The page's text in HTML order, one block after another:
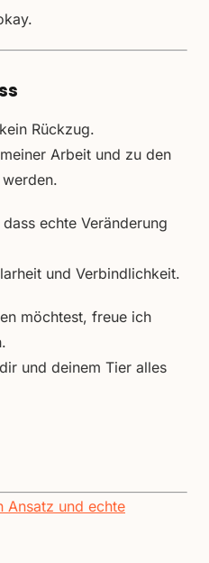
Rückzug.
Arbeit und zu den
echte Veränderung
und Verbindlichkeit.
möchtest, freue ich
und deinem Tier alles
Ansatz und echte